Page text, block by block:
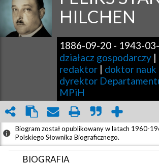
HILCHEN
1886-09-20 - 1943-
działacz gospodarczy |
redaktor | doktor
dyrektor
MPiH
Biogram został opublikowany w latach 1960-
Polskiego Słownika Biograficznego.
BIOGRAFIA